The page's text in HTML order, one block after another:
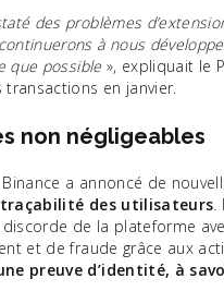
des problèmes
à nous
que possible », expliquait le
en janvier.
non négligeables
a annoncé de
traçabilité des utilisateurs.
discorde de la plateforme
et de fraude grâce aux
preuve d’identité, à